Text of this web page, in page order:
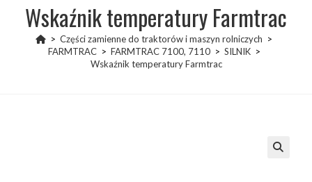
Wskaźnik temperatury Farmtrac
> Części zamienne do traktorów i maszyn rolniczych >
FARMTRAC > FARMTRAC 7100, 7110 > SILNIK >
Wskaźnik temperatury Farmtrac